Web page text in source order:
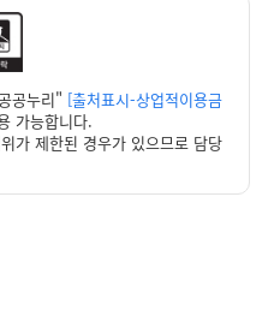
공누리" [출처표시-상업적이용금
가능합니다.
가 제한된 경우가 있으므로 담당